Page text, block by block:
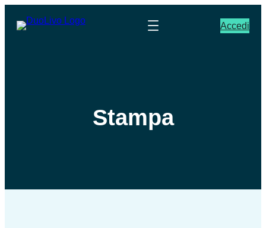
Accedi
Stampa